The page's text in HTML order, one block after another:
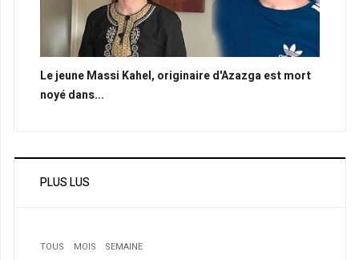
Le jeune Massi Kahel, originaire d'Azazga est mort
noyé dans...
PLUS LUS
TOUS MOIS
SEMAINE